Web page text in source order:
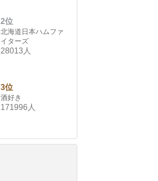
2位
北海道日本ハムファ
イターズ
28013人
3位
酒好き
171996人